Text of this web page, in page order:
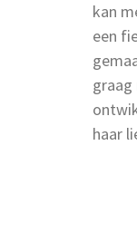
kan
een
graag
haar